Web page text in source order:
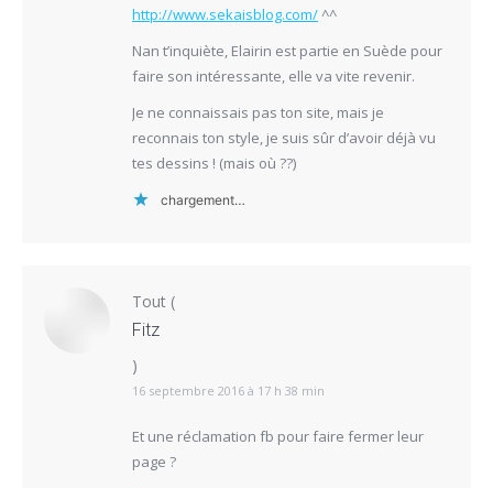
http://www.sekaisblog.com/^^
Nan t’inquiète, Elairin est partie en Suède pour
faire son intéressante, elle va vite revenir.
Je ne connaissais pas ton site, mais je
reconnais ton style, je suis sûr d’avoir déjà vu
tes dessins ! (mais où ??)
chargement…
Tout (
Fitz
)
16 septembre 2016 à 17 h 38 min
Et une réclamation fb pour faire fermer leur
page ?